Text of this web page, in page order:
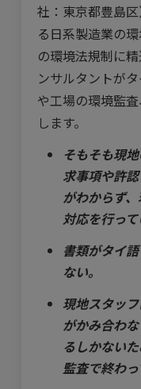
社：東京都豊島
る日系製造業の
の環境法規制に
ンサルタントが
や工場の環境監
します。
そもそも現
求事項や許
がわからず
対応を行って
書類がタイ
ない。
現地スタッ
がかみ合わ
るしかない
監査で終わっ